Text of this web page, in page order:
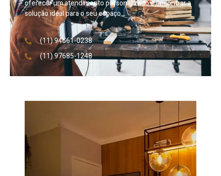
oferecer um atendimento personalizado e encontrar a
solução ideal para o seu espaço.
(11) 94661-0238
(11) 97685-1248